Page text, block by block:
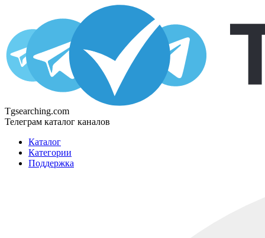
Tgsearching.com
Телеграм каталог каналов
Каталог
Категории
Поддержка